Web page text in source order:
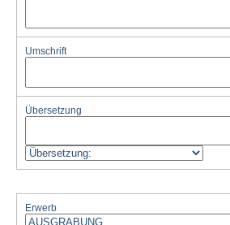
Umschrift
Übersetzung
Erwerb